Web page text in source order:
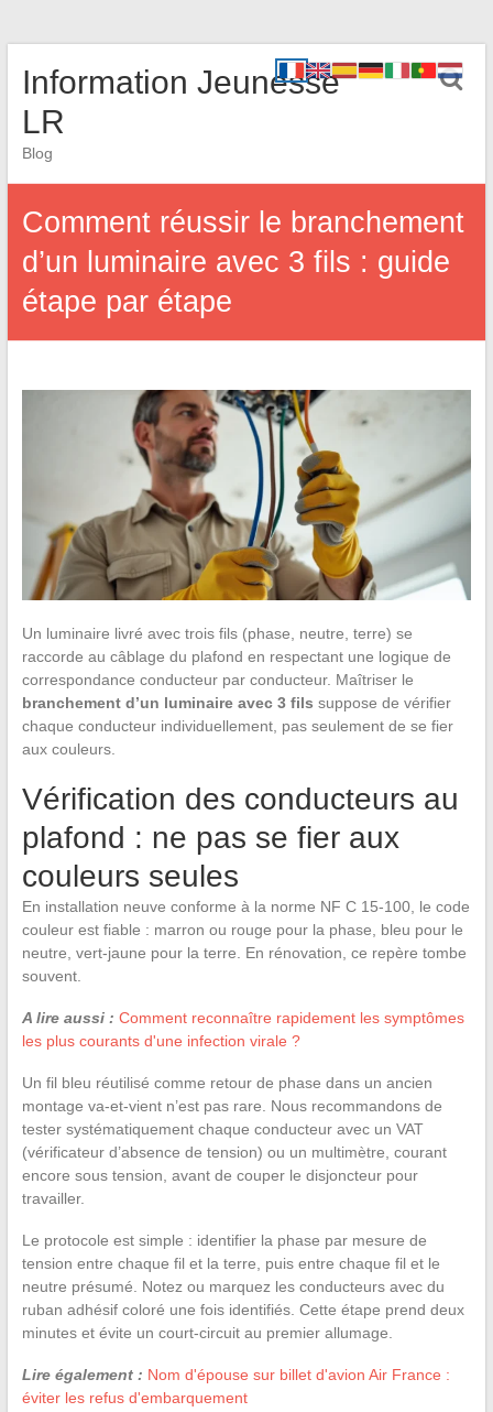
Information Jeunesse
LR
Blog
Comment réussir le branchement
d’un luminaire avec 3 fils : guide
étape par étape
Un luminaire livré avec trois fils (phase, neutre, terre) se
raccorde au câblage du plafond en respectant une logique de
correspondance conducteur par conducteur. Maîtriser le
branchement d’un luminaire avec 3 fils suppose de vérifier
chaque conducteur individuellement, pas seulement de se fier
aux couleurs.
Vérification des conducteurs au
plafond : ne pas se fier aux
couleurs seules
En installation neuve conforme à la norme NF C 15-100, le code
couleur est fiable : marron ou rouge pour la phase, bleu pour le
neutre, vert-jaune pour la terre. En rénovation, ce repère tombe
souvent.
A lire aussi : Comment reconnaître rapidement les symptômes
les plus courants d'une infection virale ?
Un fil bleu réutilisé comme retour de phase dans un ancien
montage va-et-vient n’est pas rare. Nous recommandons de
tester systématiquement chaque conducteur avec un VAT
(vérificateur d’absence de tension) ou un multimètre, courant
encore sous tension, avant de couper le disjoncteur pour
travailler.
Le protocole est simple : identifier la phase par mesure de
tension entre chaque fil et la terre, puis entre chaque fil et le
neutre présumé. Notez ou marquez les conducteurs avec du
ruban adhésif coloré une fois identifiés. Cette étape prend deux
minutes et évite un court-circuit au premier allumage.
Lire également : Nom d'épouse sur billet d'avion Air France :
éviter les refus d'embarquement